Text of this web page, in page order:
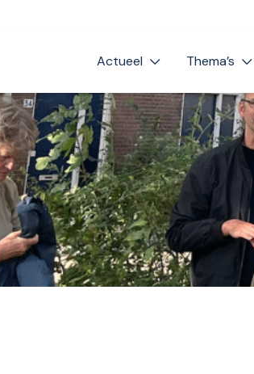
Actueel Thema’s